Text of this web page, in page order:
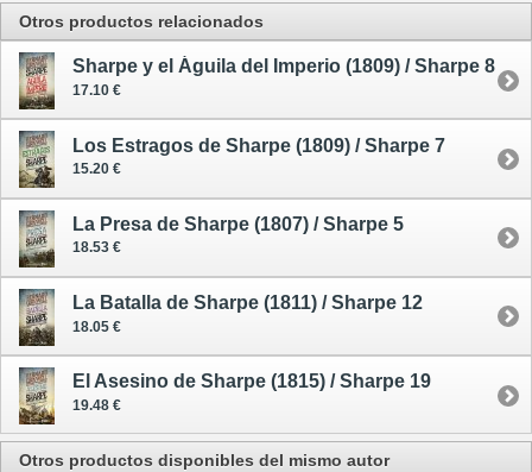
Otros productos relacionados
Sharpe y el Águila del Imperio (1809) / Sharpe 8
17.10 €
Los Estragos de Sharpe (1809) / Sharpe 7
15.20 €
La Presa de Sharpe (1807) / Sharpe 5
18.53 €
La Batalla de Sharpe (1811) / Sharpe 12
18.05 €
El Asesino de Sharpe (1815) / Sharpe 19
19.48 €
Otros productos disponibles del mismo autor